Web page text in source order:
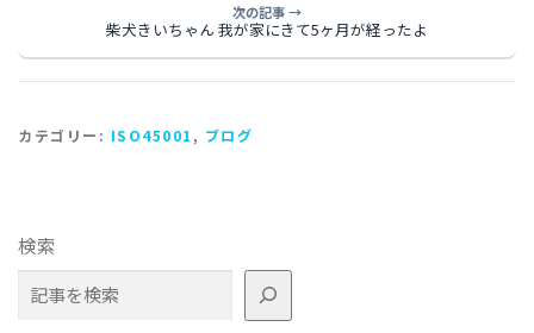
次の記事 →
柴犬きいちゃん 我が家にきて5ヶ月が経ったよ
カテゴリー: ISO45001 , ブログ
検索